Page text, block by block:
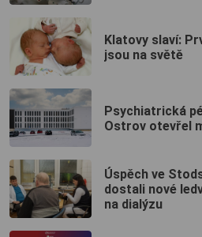
Klatovy slaví:
jsou na světě
Psychiatrická
Ostrov otevřel
Úspěch ve
dostali nové
na dialýzu